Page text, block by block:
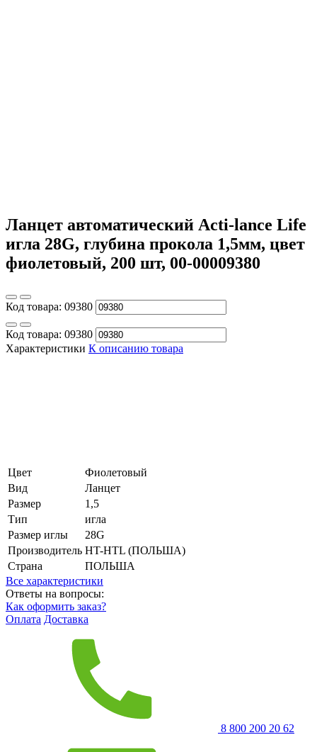
Ланцет автоматический Acti-lance Life
игла 28G, глубина прокола 1,5мм, цвет
фиолетовый, 200 шт, 00-00009380
Код товара: 09380
Код товара: 09380
Характеристики К описанию товара
Цвет
Фиолетовый
Вид
Ланцет
Размер
1,5
Тип
игла
Размер иглы
28G
Производитель HT-HTL (ПОЛЬША)
Страна
ПОЛЬША
Все характеристики
Ответы на вопросы:
Как оформить заказ?
Оплата Доставка
8 800 200 20 62